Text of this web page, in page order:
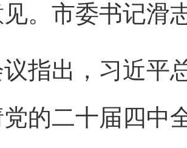
。市委书记滑
出，习近平总
的二十届四中